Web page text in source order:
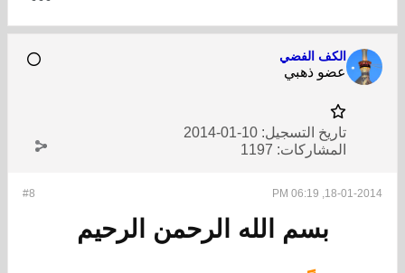
الكف الفضي
عضو ذهبي
تاريخ التسجيل: 10-01-2014
المشاركات: 1197
#8 18-01-2014, 06:19 PM
بسم الله الرحمن الرحيم